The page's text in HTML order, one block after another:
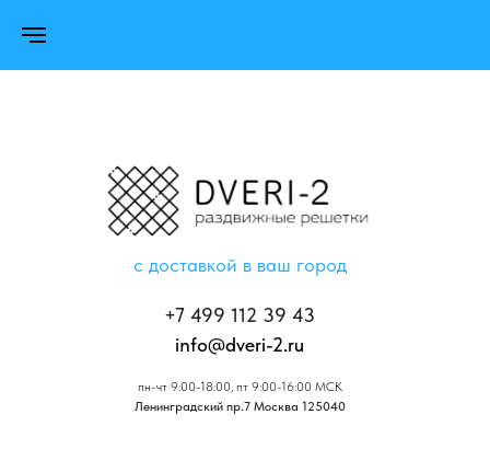
с доставкой в ваш город
+7 499 112 39 43
info@dveri-2.ru
пн-чт 9:00-18:00, пт 9:00-16:00 МСК
Ленинградский пр.7 Москва 125040